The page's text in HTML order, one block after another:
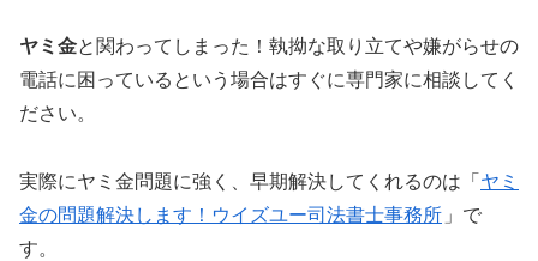
ヤミ金と関わってしまった！執拗な取り立てや嫌がらせの
電話に困っているという場合はすぐに専門家に相談してく
ださい。
実際にヤミ金問題に強く、早期解決してくれるのは「 ヤミ
金の問題解決します！ウイズユー司法書士事務所 」で
す。